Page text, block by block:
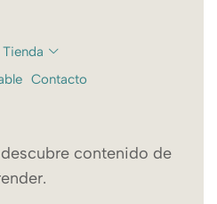
Tienda
Contacto
contenido de